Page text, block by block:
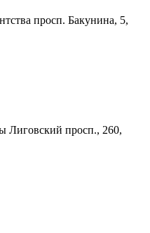
просп. Бакунина, 5,
Лиговский просп., 260,